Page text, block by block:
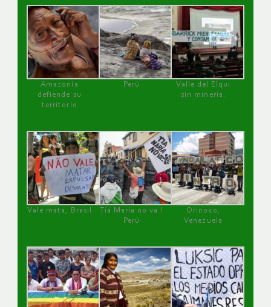
Amazonía
defiende su
territorio
Perú
Valle del Elqui
sin minería.
Vale mata, Brasil
Tía María no va !
Perú
Orinoco,
Venezuela